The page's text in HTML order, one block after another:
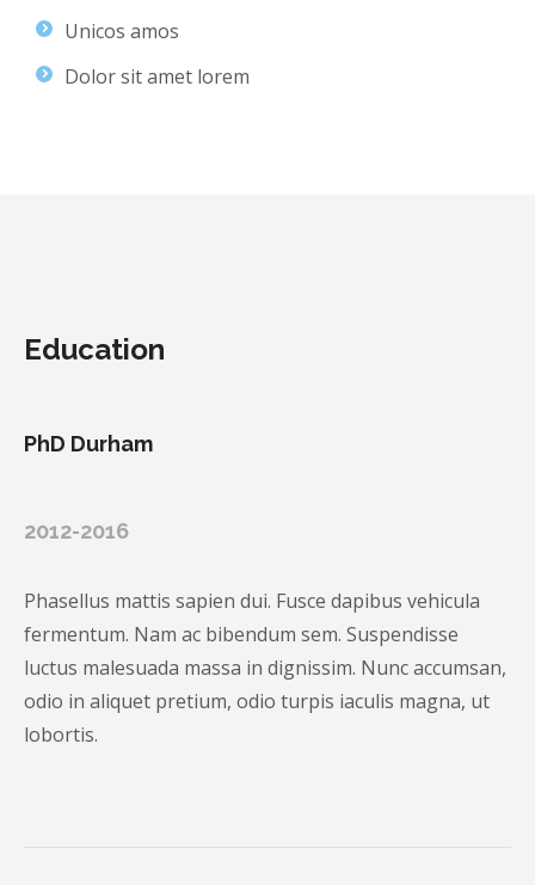
Unicos amos
Dolor sit amet lorem
Education
PhD Durham
2012-2016
Phasellus mattis sapien dui. Fusce dapibus vehicula
fermentum. Nam ac bibendum sem. Suspendisse
luctus malesuada massa in dignissim. Nunc accumsan,
odio in aliquet pretium, odio turpis iaculis magna, ut
lobortis.